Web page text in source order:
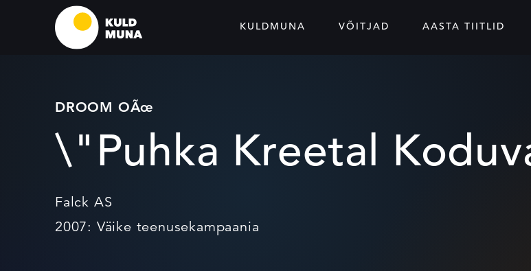
KULDMUNA VÕITJAD AASTA TIITLID
DROOM OÃœ
\"Puhka Kreetal
Falck AS
2007: Väike teenusekampaania